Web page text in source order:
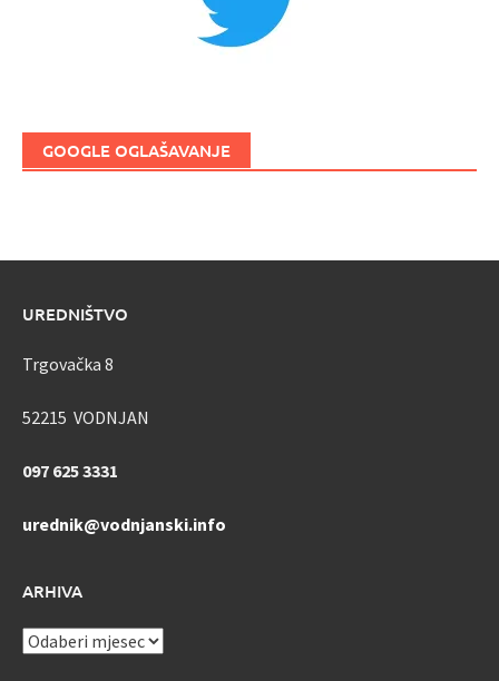
GOOGLE OGLAŠAVANJE
UREDNIŠTVO
Trgovačka 8
52215 VODNJAN
097 625 3331
urednik@vodnjanski.info
ARHIVA
ARHIVA